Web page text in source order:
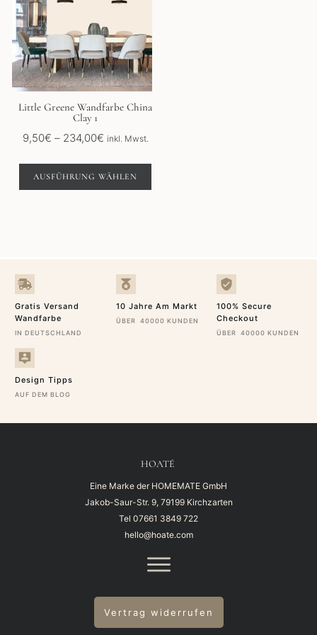
Little Greene Wandfarbe China
Clay 1
9,50€ – 234,00€Preisspanne:
bis
234,00€
inkl. Mwst.
AUSFÜHRUNG WÄHLEN
auf.
Optionen
können
auf
der
Produktseite
gewählt
Gratis Versand
Wandfarbe
IN DEUTSCHLAND
10 Jahre Am Markt
ÜBER 40000 KUNDEN
100% Secure
Checkout
ÜBER 40000 KUNDEN
Design Tipps
AUF DEM BLOG
HOATÉ
Eine Marke der HOMEMATE GmbH
Jakob-Saur-Str. 9, 79199 Kirchzarten
Tel 07661 3849 722
hello@hoate.com
Vertrag widerrufen